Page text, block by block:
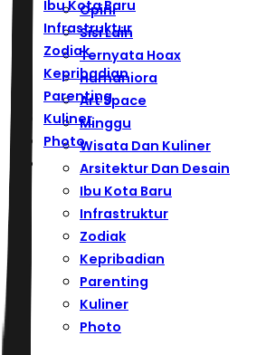
Ibu Kota Baru
Infrastruktur
Zodiak
Kepribadian
Parenting
Kuliner
Photo
Opini
Sisi Lain
Ternyata Hoax
Humaniora
Art Space
Minggu
Wisata Dan Kuliner
Arsitektur Dan Desain
Ibu Kota Baru
Infrastruktur
Zodiak
Kepribadian
Parenting
Kuliner
Photo